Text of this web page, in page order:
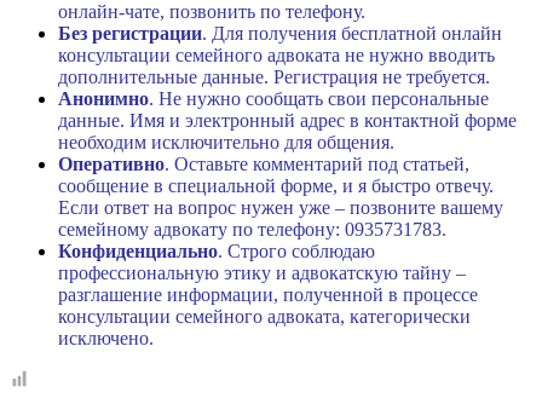
онлайн-чате, позвонить по телефону.
Без регистрации. Для получения бесплатной онлайн
консультации семейного адвоката не нужно вводить
дополнительные данные. Регистрация не требуется.
Анонимно. Не нужно сообщать свои персональные
данные. Имя и электронный адрес в контактной форме
необходим исключительно для общения.
Оперативно. Оставьте комментарий под статьей,
сообщение в специальной форме, и я быстро отвечу.
Если ответ на вопрос нужен уже – позвоните вашему
семейному адвокату по телефону: 0935731783.
Конфиденциально. Строго соблюдаю
профессиональную этику и адвокатскую тайну –
разглашение информации, полученной в процессе
консультации семейного адвоката, категорически
исключено.